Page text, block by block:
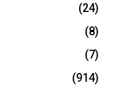
(24)
(8)
(7)
(914)